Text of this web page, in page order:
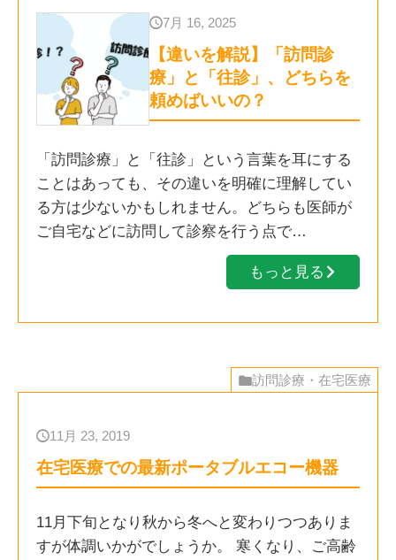
7月 16, 2025
【違いを解説】「訪問診
療」と「往診」、どちらを
頼めばいいの？
「訪問診療」と「往診」という言葉を耳にする
ことはあっても、その違いを明確に理解してい
る方は少ないかもしれません。どちらも医師が
ご自宅などに訪問して診察を行う点で…
もっと見る
訪問診療・在宅医療
11月 23, 2019
在宅医療での最新ポータブルエコー機器
11月下旬となり秋から冬へと変わりつつありま
すが体調いかがでしょうか。 寒くなり、ご高齢